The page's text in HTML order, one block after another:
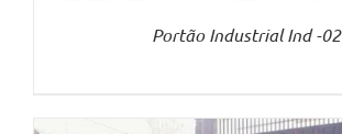
Portão Industrial Ind -02